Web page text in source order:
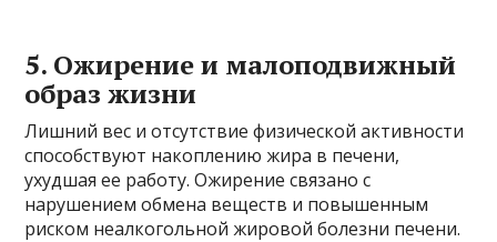
5. Ожирение и малоподвижный
образ жизни
Лишний вес и отсутствие физической активности
способствуют накоплению жира в печени,
ухудшая ее работу. Ожирение связано с
нарушением обмена веществ и повышенным
риском неалкогольной жировой болезни печени.